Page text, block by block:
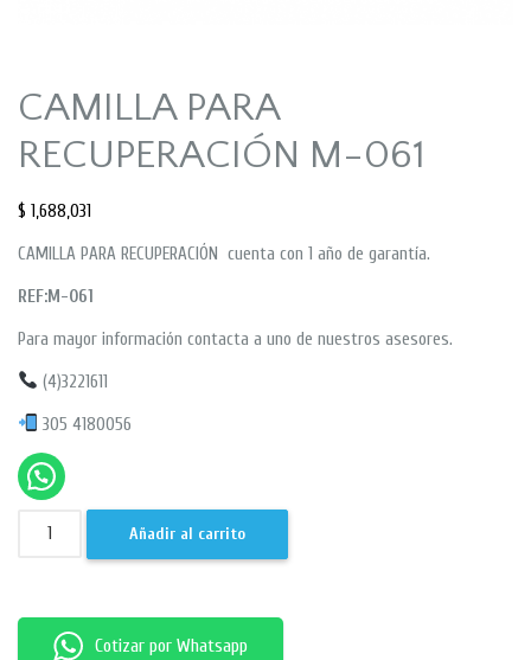
CAMILLA PARA
RECUPERACIÓN M-061
$ 1,688,031
CAMILLA PARA RECUPERACIÓN cuenta con 1 año de garantía.
REF:M-061
Para mayor información contacta a uno de nuestros asesores.
(4)3221611
305 4180056
Añadir al carrito
Cotizar por Whatsapp